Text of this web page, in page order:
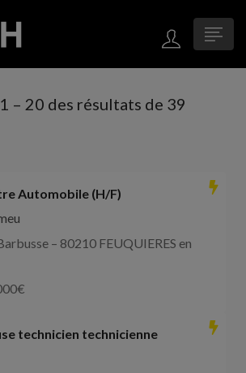
1 – 20 des résultats de 39
Automobile (H/F)
– 80210 FEUQUIERES en
€
technicien technicienne